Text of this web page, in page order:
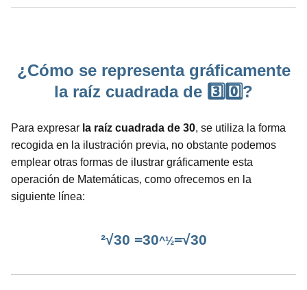
¿Cómo se representa gráficamente
la raíz cuadrada de 3️⃣0️⃣?
Para expresar la raíz cuadrada de 30, se utiliza la forma
recogida en la ilustración previa, no obstante podemos
emplear otras formas de ilustrar gráficamente esta
operación de Matemáticas, como ofrecemos en la
siguiente línea:
²√30 =30^½=√30